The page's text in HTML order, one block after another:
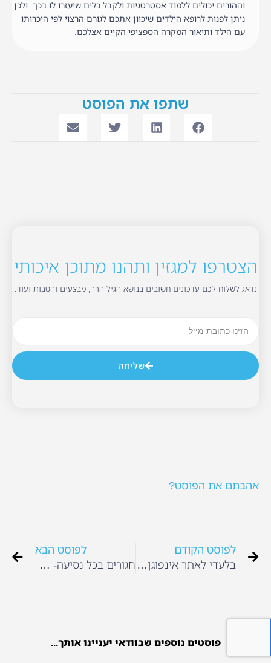
וההורים יכולים ללמוד אסטרטגיות ולקבל כלים שיעזרו לו בכך. ולכן
ניתן לפנות לרופא הילדים שיכוון אתכם לגורם הרצוי לפי היכרותו
עם הילד ותיאור המקרה הספציפי הקיים אצלכם.
שתפו את הפוסט
הצטרפו למגזין ותהנו מתוכן איכותי
נדאג לשלוח לכם עדכונים חשובים בנושא הגיל הרך, מבצעים והטבות ועוד.
שליחה
אהבתם את הפוסט?
לפוסט הקודם
בלעדי לאתר אינפוגן דפי צביעה פליימוביל להורדה
לפוסט הבא
חגורים בכל נסיעה- חובה
פוסטים נוספים שבוודאי יעניינו אותך...